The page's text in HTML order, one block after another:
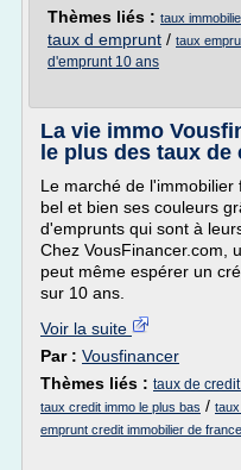
Thèmes liés : taux
taux d emprunt / taux
d'emprunt 10 ans
La vie immo
le plus des taux de
Le marché de l'immobilier
bel et bien ses couleurs
d'emprunts qui sont à
Chez VousFinancer.com,
peut même espérer un
sur 10 ans.
Voir la suite
Par : Vousfinancer
Thèmes liés : taux de
taux credit immo le plus bas /
emprunt credit immobilier de france